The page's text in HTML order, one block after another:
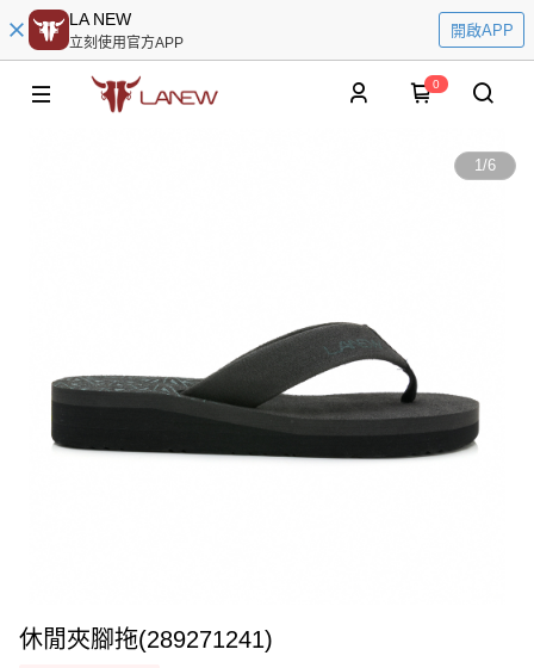
LA NEW
立刻使用官方APP
開啟APP
0
1/6
休閒夾腳拖(289271241)